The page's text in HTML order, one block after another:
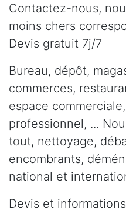
Contactez-nous,
moins chers
Devis gratuit 7j/7
Bureau, dépôt,
commerces,
espace
professionnel, ...
tout, nettoyage,
encombrants,
national et
Devis et